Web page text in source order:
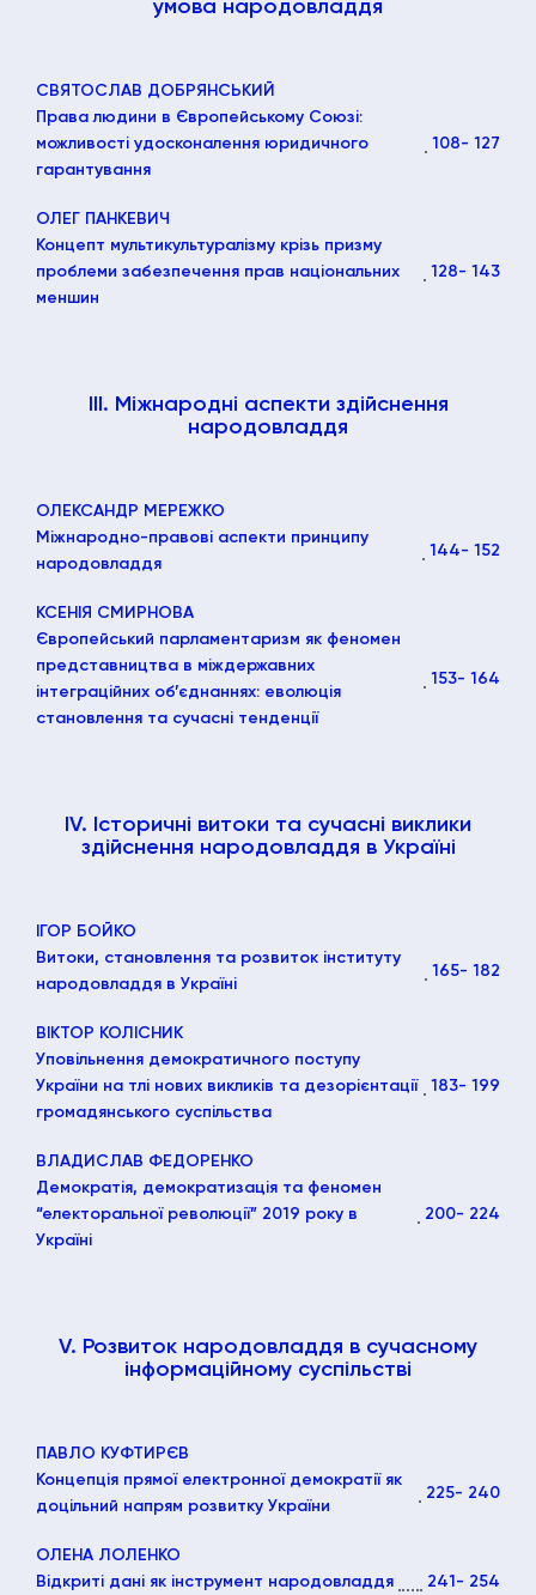
умова народовладдя
СВЯТОСЛАВ ДОБРЯНСЬКИЙ
Права людини в Європейському Союзі:
можливості удосконалення юридичного
гарантування
108- 127
ОЛЕГ ПАНКЕВИЧ
Концепт мультикультуралізму крізь призму
проблеми забезпечення прав національних
меншин
128- 143
ІІІ. Міжнародні аспекти здійснення
народовладдя
ОЛЕКСАНДР МЕРЕЖКО
Міжнародно-правові аспекти принципу
народовладдя
144- 152
КСЕНІЯ СМИРНОВА
Європейський парламентаризм як феномен
представництва в міждержавних
інтеграційних об’єднаннях: еволюція
становлення та сучасні тенденції
153- 164
IV. Історичні витоки та сучасні виклики
здійснення народовладдя в Україні
ІГОР БОЙКО
Витоки, становлення та розвиток інституту
народовладдя в Україні
165- 182
ВІКТОР КОЛІСНИК
Уповільнення демократичного поступу
України на тлі нових викликів та дезорієнтації
громадянського суспільства
183- 199
ВЛАДИСЛАВ ФЕДОРЕНКО
Демократія, демократизація та феномен
“електоральної революції” 2019 року в
Україні
200- 224
V. Розвиток народовладдя в сучасному
інформаційному суспільстві
ПАВЛО КУФТИРЄВ
Концепція прямої електронної демократії як
доцільний напрям розвитку України
225- 240
ОЛЕНА ЛОЛЕНКО
Відкриті дані як інструмент народовладдя
241 - 254